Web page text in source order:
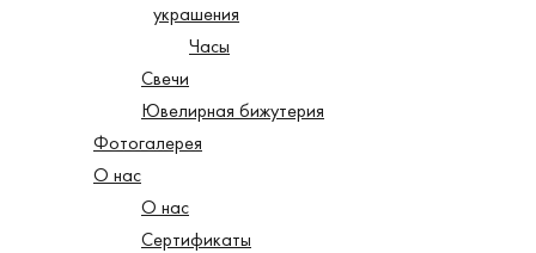
украшения
Часы
Свечи
Ювелирная бижутерия
Фотогалерея
О нас
О нас
Сертификаты